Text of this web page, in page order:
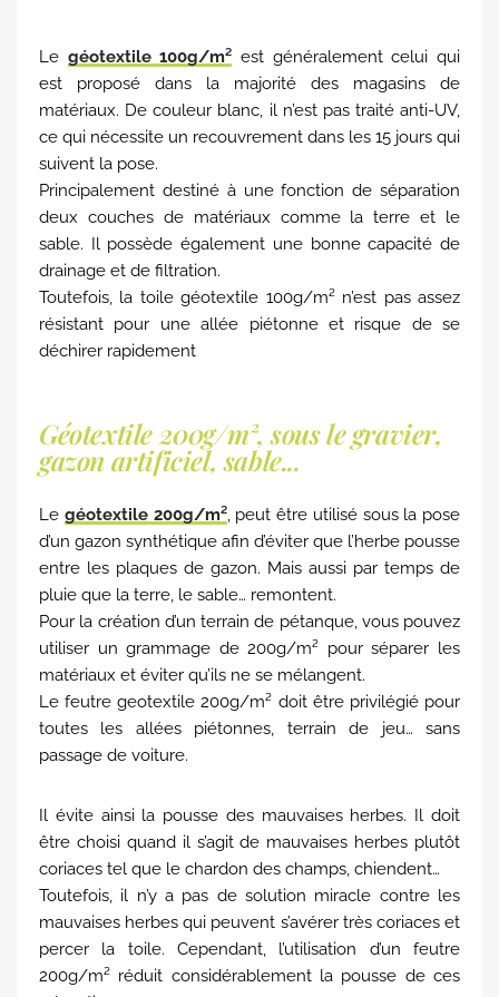
Le géotextile 100g/m² est généralement celui qui
est proposé dans la majorité des magasins de
matériaux. De couleur blanc, il n’est pas traité anti-UV,
ce qui nécessite un recouvrement dans les 15 jours qui
suivent la pose.
Principalement destiné à une fonction de séparation
deux couches de matériaux comme la terre et le
sable. Il possède également une bonne capacité de
drainage et de filtration.
Toutefois, la toile géotextile 100g/m² n’est pas assez
résistant pour une allée piétonne et risque de se
déchirer rapidement
Géotextile 200g/m², sous le gravier,
gazon artificiel, sable...
Le géotextile 200g/m², peut être utilisé sous la pose
d’un gazon synthétique afin d’éviter que l’herbe pousse
entre les plaques de gazon. Mais aussi par temps de
pluie que la terre, le sable… remontent.
Pour la création d’un terrain de pétanque, vous pouvez
utiliser un grammage de 200g/m² pour séparer les
matériaux et éviter qu’ils ne se mélangent.
Le feutre geotextile 200g/m² doit être privilégié pour
toutes les allées piétonnes, terrain de jeu… sans
passage de voiture.
Il évite ainsi la pousse des mauvaises herbes. Il doit
être choisi quand il s’agit de mauvaises herbes plutôt
coriaces tel que le chardon des champs, chiendent…
Toutefois, il n’y a pas de solution miracle contre les
mauvaises herbes qui peuvent s’avérer très coriaces et
percer la toile. Cependant, l’utilisation d’un feutre
200g/m² réduit considérablement la pousse de ces